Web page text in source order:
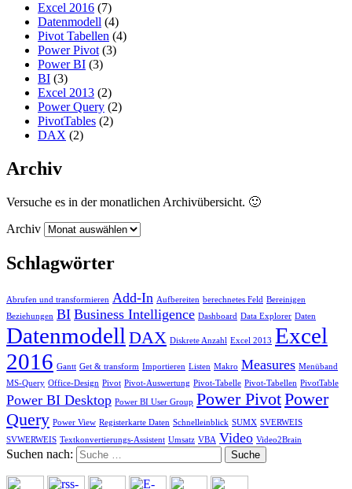
Excel 2016 (7)
Datenmodell (4)
Pivot Tabellen (4)
Power Pivot (3)
Power BI (3)
BI (3)
Excel 2013 (2)
Power Query (2)
PivotTables (2)
DAX (2)
Archiv
Versuche es in der monatlichen Archivübersicht. 🙂
Archiv
Schlagwörter
Abrufen und transformieren Add-In Aufbereiten berechnetes Feld Bereinigen
Beziehungen BI Business Intelligence Dashboard Data Explorer Daten
Datenmodell DAX Diskrete Anzahl Excel 2013 Excel
2016 Gantt Get & transform Importieren Listen Makro Measures Menüband
MS-Query Office-Design Pivot Pivot-Auswertung Pivot-Tabelle Pivot-Tabellen PivotTable
Power BI Desktop Power BI User Group Power PivotPower
Query Power View Registerkarte Daten Schnelleinblick SUMX SVERWEIS
SVWERWEIS Textkonvertierungs-Assistent Umsatz VBA Video Video2Brain
Suchen nach: